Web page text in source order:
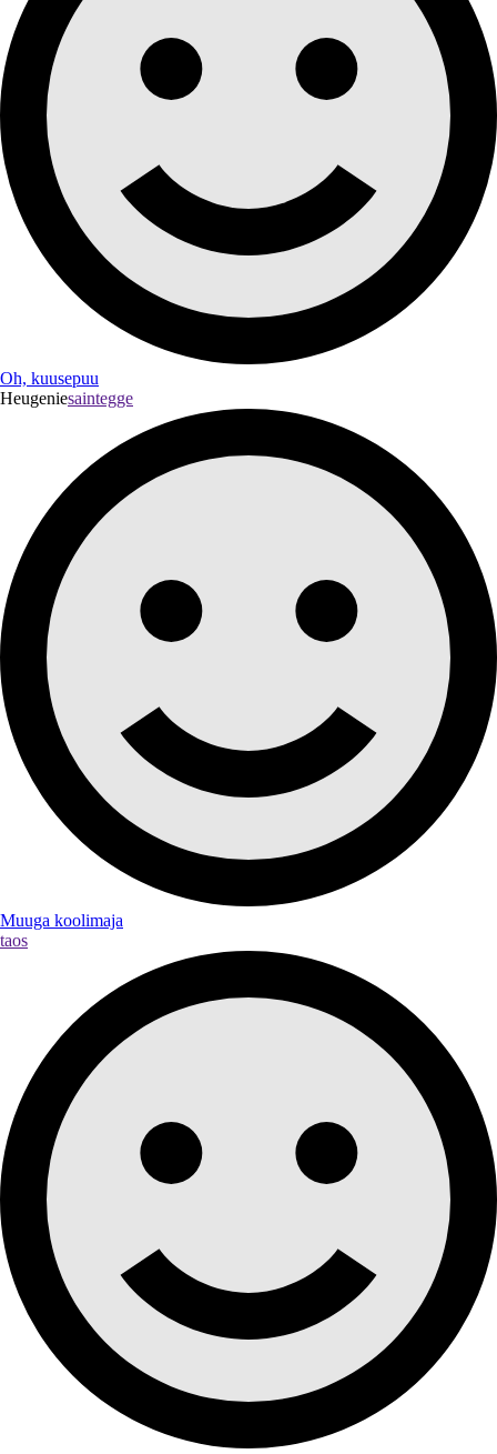
Oh, kuusepuu
Heugeniesaintegge
Muuga koolimaja
taos